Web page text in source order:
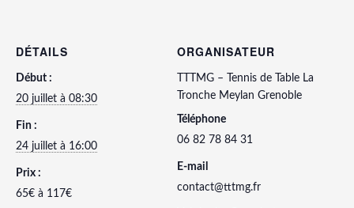
DÉTAILS
Début :
20 juillet à 08:30
Fin :
24 juillet à 16:00
Prix :
65€ à 117€
ORGANISATEUR
TTTMG – Tennis de Table La
Tronche Meylan Grenoble
Téléphone
06 82 78 84 31
E-mail
contact@tttmg.fr